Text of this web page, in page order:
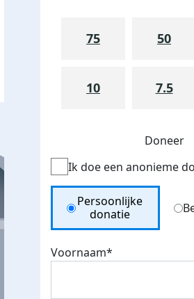
75 50
10 7.5
Doneer
Ik doe een anonieme
Donation Type
Persoonlijke
donatie
Voornaam*